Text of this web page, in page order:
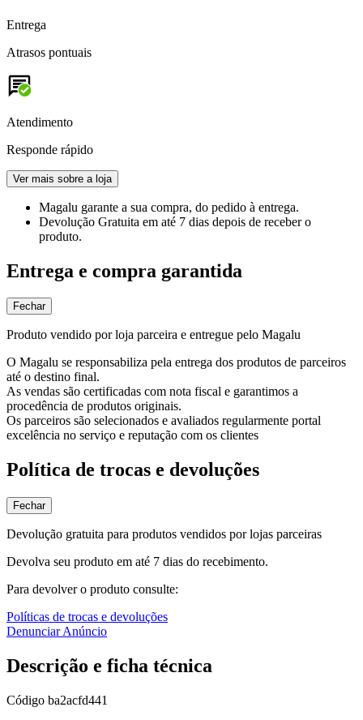
Entrega
Atrasos pontuais
Atendimento
Responde rápido
Ver mais sobre a loja
Magalu garante a sua compra, do pedido à entrega.
Devolução Gratuita em até 7 dias depois de receber o
produto.
Entrega e compra garantida
Fechar
Produto vendido por loja parceira e entregue pelo Magalu
O Magalu se responsabiliza pela entrega dos produtos de parceiros
até o destino final.
As vendas são certificadas com nota fiscal e garantimos a
procedência de produtos originais.
Os parceiros são selecionados e avaliados regularmente portal
excelência no serviço e reputação com os clientes
Política de trocas e devoluções
Fechar
Devolução gratuita para produtos vendidos por lojas parceiras
Devolva seu produto em até 7 dias do recebimento.
Para devolver o produto consulte:
Políticas de trocas e devoluções
Denunciar Anúncio
Descrição e ficha técnica
Código ba2acfd441